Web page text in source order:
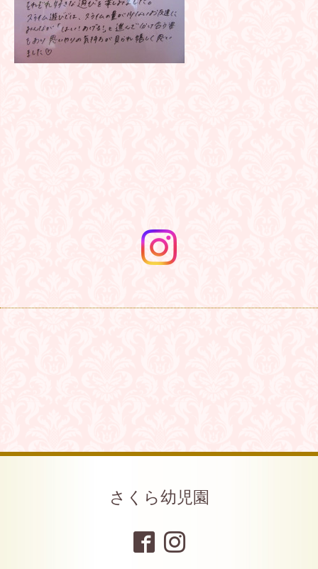
さくら幼児園